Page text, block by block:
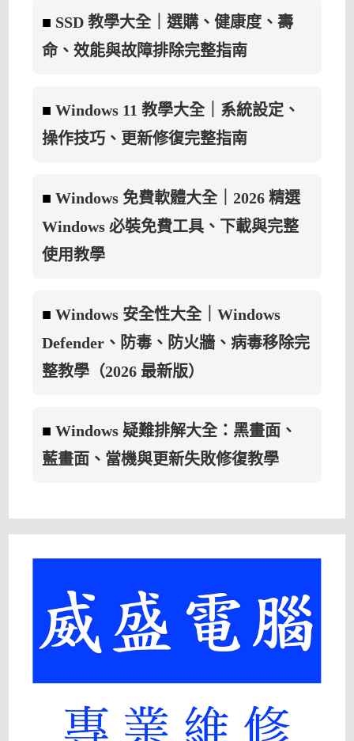
■ SSD 教學大全｜選購、健康度、壽
命、效能與故障排除完整指南
■Windows 11 教學大全｜系統設定、
操作技巧、更新修復完整指南
■Windows 免費軟體大全｜2026 精選
Windows 必裝免費工具、下載與完整
使用教學
■Windows 安全性大全｜Windows
Defender、防毒、防火牆、病毒移除完
整教學（2026 最新版）
■Windows 疑難排解大全：黑畫面、
藍畫面、當機與更新失敗修復教學